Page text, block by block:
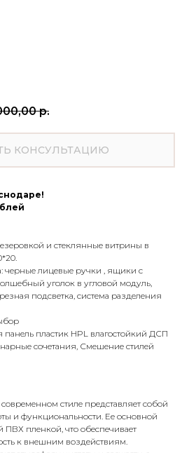
р.
КОНСУЛЬТАЦИЮ
и стеклянные витрины в
черные лицевые ручки , ящики с
уголок в угловой модуль,
подсветка, система разделения
панель пластик HPL влагостойкий ДСП
сочетания, Смешение стилей
стиле представляет собой
и функциональности. Ее основной
пленкой, что обеспечивает
к внешним воздействиям.